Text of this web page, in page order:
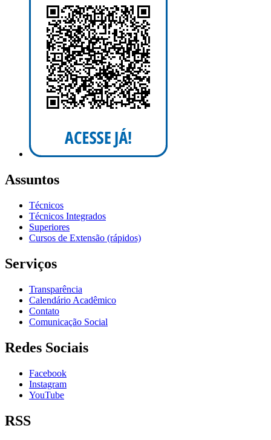
Assuntos
Técnicos
Técnicos Integrados
Superiores
Cursos de Extensão (rápidos)
Serviços
Transparência
Calendário Acadêmico
Contato
Comunicação Social
Redes Sociais
Facebook
Instagram
YouTube
RSS